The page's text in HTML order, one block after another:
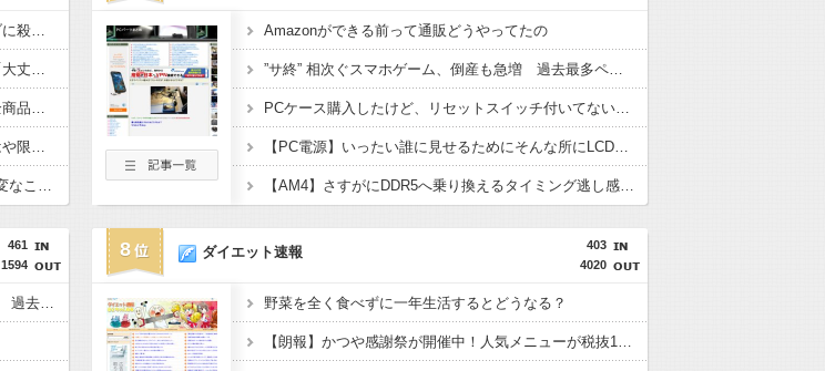
みいちゃんと山田さん「主人公がぽっと出のモブに殺されて終わります」←これ
敵「扇風機を当てて寝るとヤバいぞ！」 ワイ「大丈夫やろｗｗｗ」扇風機ﾎﾟﾁｰ
【画像】ファミマの「盛りすぎチャレンジ」、全商品買うて来たで
【悲報】セブンイレブンのおにぎりの価格、もはや限界を超える
食料消費税1%ってスーパーの人やレジ対応で大変なことにならんか？
Amazonができる前って通販どうやってたの
”サ終” 相次ぐスマホゲーム、倒産も急増 過去最多ペースで推移 「当たれば一攫千金」過去の時代に
PCケース購入したけど、リセットスイッチ付いてないのな
【PC電源】いったい誰に見せるためにそんな所にLCD付けるのかな
【AM4】さすがにDDR5へ乗り換えるタイミング逃し感が半端ない
461
1594
【悲報】”サ終”相次ぐスマホゲーム、倒産も急増 過去最多ペースで推移
8
403
4020
ダイエット速報
野菜を全く食べずに一年生活するとどうなる？
【朗報】かつや感謝祭が開催中！人気メニューが税抜150円引き＆ご飯大盛り無料????